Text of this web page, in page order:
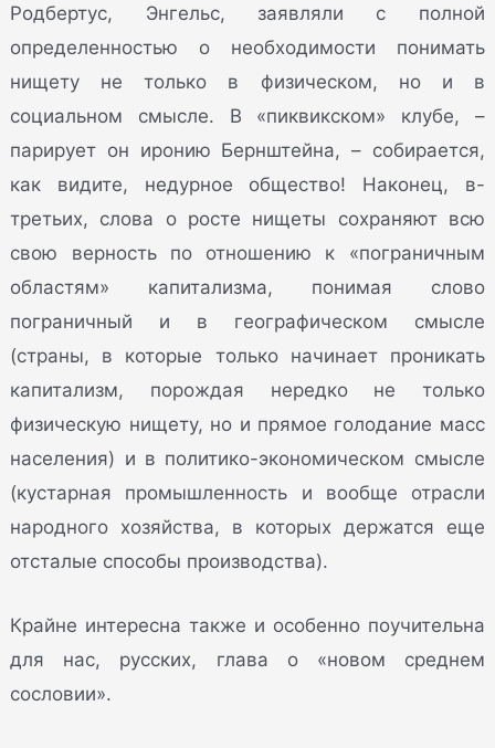
Родбертус, Энгельс, заявляли с полной
определенностью о необходимости понимать
нищету не только в физическом, но и в
социальном смысле. В «пиквикском» клубе, –
парирует он иронию Бернштейна, – собирается,
как видите, недурное общество! Наконец, в-
третьих, слова о росте нищеты сохраняют всю
свою верность по отношению к «пограничным
областям» капитализма, понимая слово
пограничный и в географическом смысле
(страны, в которые только начинает проникать
капитализм, порождая нередко не только
физическую нищету, но и прямое голодание масс
населения) и в политико-экономическом смысле
(кустарная промышленность и вообще отрасли
народного хозяйства, в которых держатся еще
отсталые способы производства).
Крайне интересна также и особенно поучительна
для нас, русских, глава о «новом среднем
сословии».